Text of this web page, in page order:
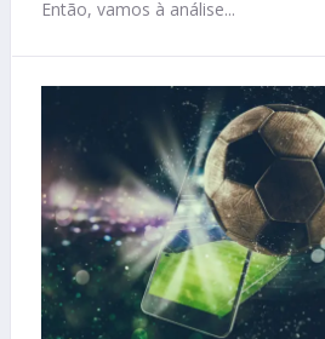
Então, vamos à análise...